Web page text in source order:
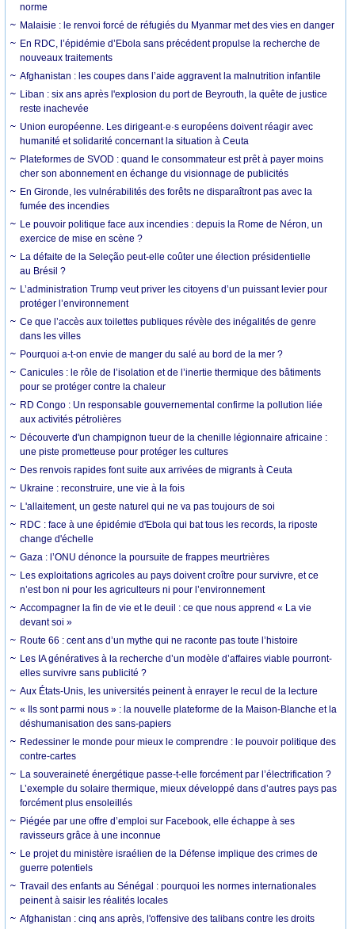
norme
Malaisie : le renvoi forcé de réfugiés du Myanmar met des vies en danger
En RDC, l’épidémie d’Ebola sans précédent propulse la recherche de
nouveaux traitements
Afghanistan : les coupes dans l’aide aggravent la malnutrition infantile
Liban : six ans après l'explosion du port de Beyrouth, la quête de justice
reste inachevée
Union européenne. Les dirigeant·e·s européens doivent réagir avec
humanité et solidarité concernant la situation à Ceuta
Plateformes de SVOD : quand le consommateur est prêt à payer moins
cher son abonnement en échange du visionnage de publicités
En Gironde, les vulnérabilités des forêts ne disparaîtront pas avec la
fumée des incendies
Le pouvoir politique face aux incendies : depuis la Rome de Néron, un
exercice de mise en scène ?
La défaite de la Seleção peut-elle coûter une élection présidentielle
au Brésil ?
L’administration Trump veut priver les citoyens d’un puissant levier pour
protéger l’environnement
Ce que l’accès aux toilettes publiques révèle des inégalités de genre
dans les villes
Pourquoi a-t-on envie de manger du salé au bord de la mer ?
Canicules : le rôle de l’isolation et de l’inertie thermique des bâtiments
pour se protéger contre la chaleur
RD Congo : Un responsable gouvernemental confirme la pollution liée
aux activités pétrolières
Découverte d'un champignon tueur de la chenille légionnaire africaine :
une piste prometteuse pour protéger les cultures
Des renvois rapides font suite aux arrivées de migrants à Ceuta
Ukraine : reconstruire, une vie à la fois
L'allaitement, un geste naturel qui ne va pas toujours de soi
RDC : face à une épidémie d'Ebola qui bat tous les records, la riposte
change d'échelle
Gaza : l’ONU dénonce la poursuite de frappes meurtrières
Les exploitations agricoles au pays doivent croître pour survivre, et ce
n’est bon ni pour les agriculteurs ni pour l’environnement
Accompagner la fin de vie et le deuil : ce que nous apprend « La vie
devant soi »
Route 66 : cent ans d’un mythe qui ne raconte pas toute l’histoire
Les IA génératives à la recherche d’un modèle d’affaires viable pourront-
elles survivre sans publicité ?
Aux États-Unis, les universités peinent à enrayer le recul de la lecture
« Ils sont parmi nous » : la nouvelle plateforme de la Maison-Blanche et la
déshumanisation des sans-papiers
Redessiner le monde pour mieux le comprendre : le pouvoir politique des
contre-cartes
La souveraineté énergétique passe-t-elle forcément par l’électrification ?
L’exemple du solaire thermique, mieux développé dans d’autres pays pas
forcément plus ensoleillés
Piégée par une offre d’emploi sur Facebook, elle échappe à ses
ravisseurs grâce à une inconnue
Le projet du ministère israélien de la Défense implique des crimes de
guerre potentiels
Travail des enfants au Sénégal : pourquoi les normes internationales
peinent à saisir les réalités locales
Afghanistan : cinq ans après, l'offensive des talibans contre les droits